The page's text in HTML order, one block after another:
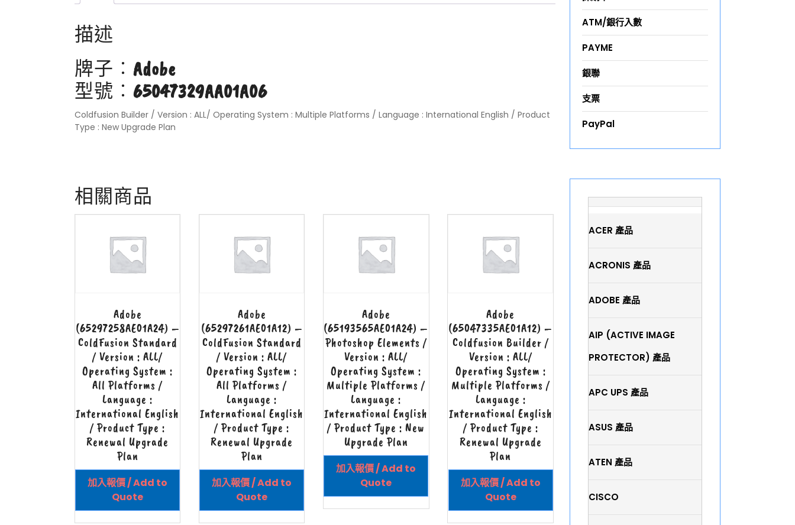
描述
牌子︰ Adobe
型號︰ 65047329AA01A06
Coldfusion Builder / Version : ALL/ Operating System : Multiple Platforms / Language : International English / Product
Type : New Upgrade Plan
相關商品
Adobe
(65297258AE01A24) –
ColdFusion Standard
/ Version : ALL/
Operating System :
All Platforms /
Language :
International English
/ Product Type :
Renewal Upgrade
Plan
加入報價 / Add to
Quote
Adobe
(65297261AE01A12) –
ColdFusion Standard
/ Version : ALL/
Operating System :
All Platforms /
Language :
International English
/ Product Type :
Renewal Upgrade
Plan
加入報價 / Add to
Quote
Adobe
(65193565AE01A24) –
Photoshop Elements /
Version : ALL/
Operating System :
Multiple Platforms /
Language :
International English
/ Product Type : New
Upgrade Plan
加入報價 / Add to
Quote
Adobe
(65047335AE01A12) –
Coldfusion Builder /
Version : ALL/
Operating System :
Multiple Platforms /
Language :
International English
/ Product Type :
Renewal Upgrade
Plan
加入報價 / Add to
Quote
ATM/銀行入數
PAYME
銀聯
支票
PayPal
ACER 產品
ACRONIS 產品
ADOBE 產品
AIP (ACTIVE IMAGE
PROTECTOR) 產品
APC UPS 產品
ASUS 產品
ATEN 產品
CISCO